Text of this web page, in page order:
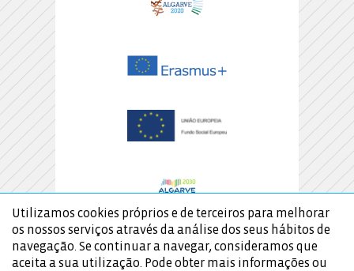
Utilizamos cookies próprios e de terceiros para melhorar
os nossos serviços através da análise dos seus hábitos de
navegação. Se continuar a navegar, consideramos que
aceita a sua utilização. Pode obter mais informações ou